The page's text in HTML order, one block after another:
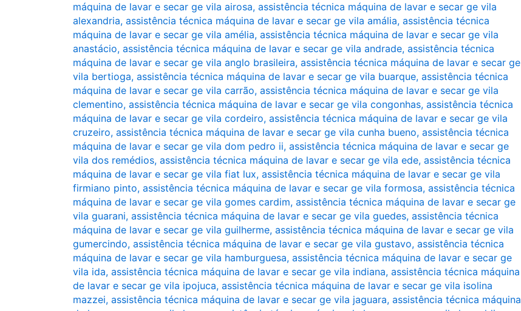
máquina de lavar e secar ge vila airosa, assistência técnica máquina de lavar e secar ge vila
alexandria, assistência técnica máquina de lavar e secar ge vila amália, assistência técnica
máquina de lavar e secar ge vila amélia, assistência técnica máquina de lavar e secar ge vila
anastácio, assistência técnica máquina de lavar e secar ge vila andrade, assistência técnica
máquina de lavar e secar ge vila anglo brasileira, assistência técnica máquina de lavar e secar ge
vila bertioga, assistência técnica máquina de lavar e secar ge vila buarque, assistência técnica
máquina de lavar e secar ge vila carrão, assistência técnica máquina de lavar e secar ge vila
clementino, assistência técnica máquina de lavar e secar ge vila congonhas, assistência técnica
máquina de lavar e secar ge vila cordeiro, assistência técnica máquina de lavar e secar ge vila
cruzeiro, assistência técnica máquina de lavar e secar ge vila cunha bueno, assistência técnica
máquina de lavar e secar ge vila dom pedro ii, assistência técnica máquina de lavar e secar ge
vila dos remédios, assistência técnica máquina de lavar e secar ge vila ede, assistência técnica
máquina de lavar e secar ge vila fiat lux, assistência técnica máquina de lavar e secar ge vila
firmiano pinto, assistência técnica máquina de lavar e secar ge vila formosa, assistência técnica
máquina de lavar e secar ge vila gomes cardim, assistência técnica máquina de lavar e secar ge
vila guarani, assistência técnica máquina de lavar e secar ge vila guedes, assistência técnica
máquina de lavar e secar ge vila guilherme, assistência técnica máquina de lavar e secar ge vila
gumercindo, assistência técnica máquina de lavar e secar ge vila gustavo, assistência técnica
máquina de lavar e secar ge vila hamburguesa, assistência técnica máquina de lavar e secar ge
vila ida, assistência técnica máquina de lavar e secar ge vila indiana, assistência técnica máquina
de lavar e secar ge vila ipojuca, assistência técnica máquina de lavar e secar ge vila isolina
mazzei, assistência técnica máquina de lavar e secar ge vila jaguara, assistência técnica máquina